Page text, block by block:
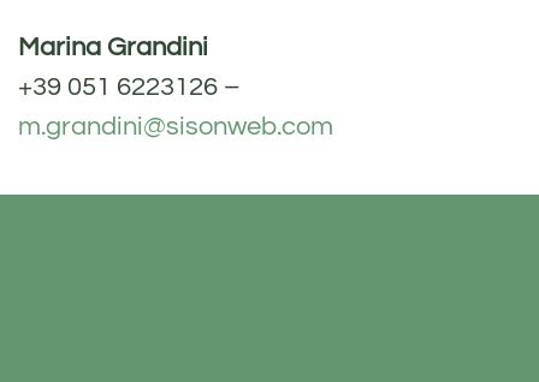
Marina Grandini
+39 051 6223126 –
m.grandini@sisonweb.com